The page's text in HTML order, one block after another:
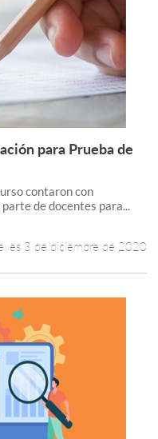
Leer más +
para Prueba de
contaron con
de docentes para...
3 de diciembre de 2020